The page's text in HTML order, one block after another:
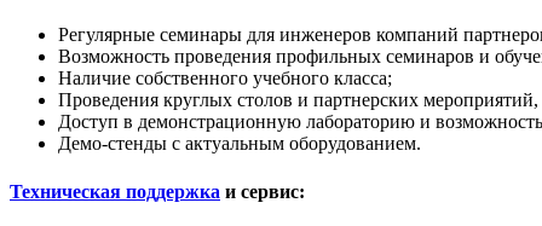
Регулярные семинары для инженеров компаний
Возможность проведения профильных семинаров и
Наличие собственного учебного класса;
Проведения круглых столов и партнерских
Доступ в демонстрационную лабораторию и
Демо-стенды с актуальным оборудованием.
Техническая поддержка и сервис: